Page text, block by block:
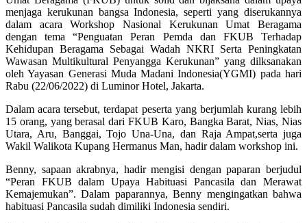
menjaga kerukunan bangsa Indonesia, seperti yang diserukannya
dalam acara Workshop Nasional Kerukunan Umat Beragama
dengan tema “Penguatan Peran Pemda dan FKUB Terhadap
Kehidupan Beragama Sebagai Wadah NKRI Serta Peningkatan
Wawasan Multikultural Penyangga Kerukunan” yang dilksanakan
oleh Yayasan Generasi Muda Madani Indonesia(YGMI) pada hari
Rabu (22/06/2022) di Luminor Hotel, Jakarta.
Dalam acara tersebut, terdapat peserta yang berjumlah kurang lebih
15 orang, yang berasal dari FKUB Karo, Bangka Barat, Nias, Nias
Utara, Aru, Banggai, Tojo Una-Una, dan Raja Ampat,serta juga
Wakil Walikota Kupang Hermanus Man, hadir dalam workshop ini.
Benny, sapaan akrabnya, hadir mengisi dengan paparan berjudul
“Peran FKUB dalam Upaya Habituasi Pancasila dan Merawat
Kemajemukan”. Dalam paparannya, Benny mengingatkan bahwa
habituasi Pancasila sudah dimiliki Indonesia sendiri.